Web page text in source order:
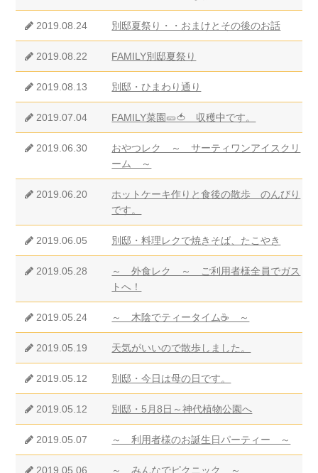
2019.08.24 別邸夏祭り・・おまけとその後のお話
2019.08.22 FAMILY別邸夏祭り
2019.08.13 別邸・ひまわり通り
2019.07.04 FAMILY菜園🥒🍅 収穫中です。
2019.06.30
おやつレク ～ サーティワンアイスクリ
ーム ～
2019.06.20
ホットケーキ作りと食後の散歩 のんびり
です。
2019.06.05 別邸・料理レクで焼きそば、たこやき
2019.05.28
～ 外食レク ～ ご利用者様全員でガス
トへ！
2019.05.24 ～ 木陰でティータイム☕ ～
2019.05.19 天気がいいので散歩しました。
2019.05.12 別邸・今日は母の日です。
2019.05.12 別邸・5月8日～神代植物公園へ
2019.05.07 ～ 利用者様のお誕生日パーティー ～
2019.05.06 ～ みんなでピクニック ～